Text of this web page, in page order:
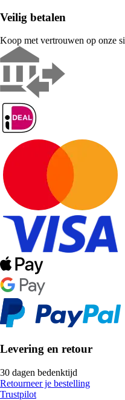
Veilig betalen
Koop met vertrouwen op onze
Levering en retour
30 dagen bedenktijd
Retourneer je bestelling
Trustpilot